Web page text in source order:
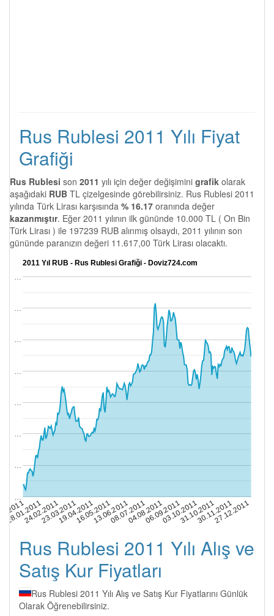
Rus Rublesi 2011 Yılı Fiyat
Grafiği
Rus Rublesi son 2011 yılı için değer değişimini grafik olarak
aşağıdaki RUB TL çizelgesinde görebilirsiniz. Rus Rublesi 2011
yılında Türk Lirası karşısında % 16.17 oranında değer
kazanmıştır. Eğer 2011 yılının ilk gününde 10.000 TL ( On Bin
Türk Lirası ) ile 197239 RUB alınmış olsaydı, 2011 yılının son
gününde paranızın değeri 11.617,00 Türk Lirası olacaktı.
2011 Yıl RUB - Rus Rublesi Grafiği - Doviz724.com
28.01.2011
24.02.201123.03.2011
19.04.2011
16.05.201113.06.2011
08.07.2011
04.08.2011
06.09.201103.10.2011
31.10.2011
30.11.2011
27.12.2011
…
…
…
…
…
Rus Rublesi 2011 Yılı Alış ve
Satış Kur Fiyatları
Rus Rublesi 2011 Yılı Alış ve Satış Kur Fiyatlarını Günlük
Olarak Öğrenebilirsiniz.